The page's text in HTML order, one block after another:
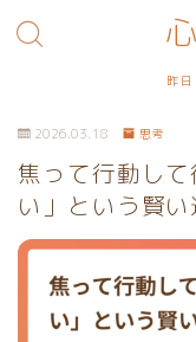
昨
利用規約／特定商
お問い合わせ
2026.03.18 思考
焦って行動し
い」という賢い